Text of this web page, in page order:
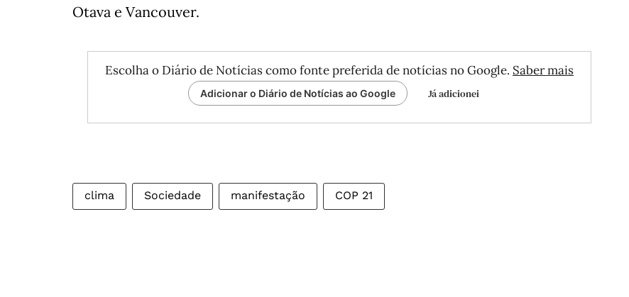
Otava e Vancouver.
Escolha o Diário de Notícias como fonte preferida de notícias no Google. Saber mais
Adicionar o Diário de Notícias ao Google Já adicionei
clima Sociedade manifestação COP 21